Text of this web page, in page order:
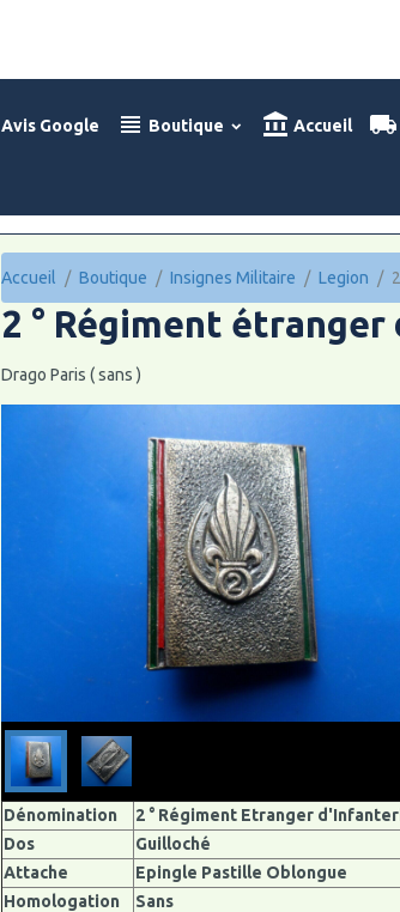
Avis Google Boutique Accueil
Accueil Boutique Insignes Militaire Legion
2 ° Régiment
Drago Paris ( sans )
Dénomination
2 ° Régiment Etranger
Dos
Guilloché
Attache
Epingle Pastille Oblongue
Homologation
Sans